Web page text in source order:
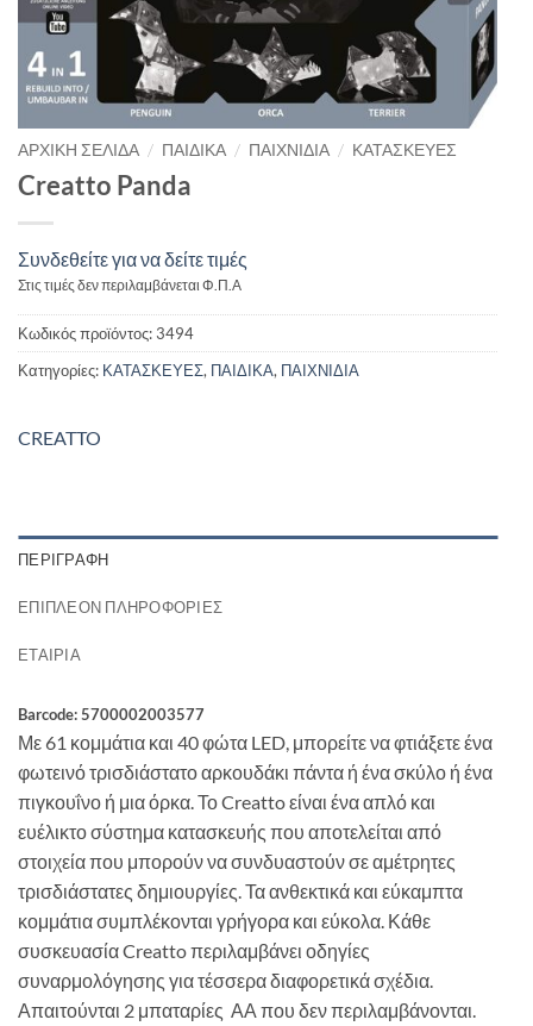
ΑΡΧΙΚΉ ΣΕΛΊΔΑ / ΠΑΙΔΙΚΑ / ΠΑΙΧΝΙΔΙΑ / ΚΑΤΑΣΚΕΥΕΣ
Creatto Panda
Συνδεθείτε για να δείτε τιμές
Στις τιμές δεν περιλαμβάνεται Φ.Π.Α
Κωδικός προϊόντος:3494
Κατηγορίες: ΚΑΤΑΣΚΕΥΕΣ, ΠΑΙΔΙΚΑ, ΠΑΙΧΝΙΔΙΑ
CREATTO
ΠΕΡΙΓΡΑΦΉ
ΕΠΙΠΛΈΟΝ ΠΛΗΡΟΦΟΡΊΕΣ
ΕΤΑΙΡΊΑ
Barcode: 5700002003577
Με 61 κομμάτια και 40 φώτα LED, μπορείτε να φτιάξετε ένα
φωτεινό τρισδιάστατο αρκουδάκι πάντα ή ένα σκύλο ή ένα
πιγκουΐνο ή μια όρκα. Το Creatto είναι ένα απλό και
ευέλικτο σύστημα κατασκευής που αποτελείται από
στοιχεία που μπορούν να συνδυαστούν σε αμέτρητες
τρισδιάστατες δημιουργίες. Τα ανθεκτικά και εύκαμπτα
κομμάτια συμπλέκονται γρήγορα και εύκολα. Κάθε
συσκευασία Creatto περιλαμβάνει οδηγίες
συναρμολόγησης για τέσσερα διαφορετικά σχέδια.
Απαιτούνται 2 μπαταρίες ΑΑ που δεν περιλαμβάνονται.